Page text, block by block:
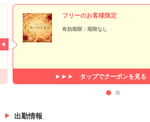
フリーのお客様限定
有効期限：期限なし
タップでクーポンを見る
出勤情報